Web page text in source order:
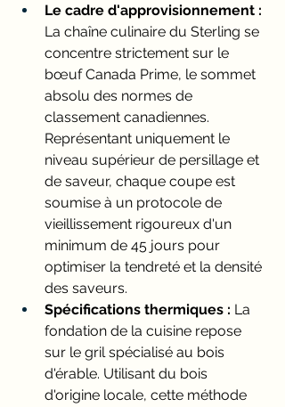
Le cadre d'approvisionnement :
La chaîne culinaire du Sterling se
concentre strictement sur le
bœuf Canada Prime, le sommet
absolu des normes de
classement canadiennes.
Représentant uniquement le
niveau supérieur de persillage et
de saveur, chaque coupe est
soumise à un protocole de
vieillissement rigoureux d'un
minimum de 45 jours pour
optimiser la tendreté et la densité
des saveurs.
Spécifications thermiques : La
fondation de la cuisine repose
sur le gril spécialisé au bois
d'érable. Utilisant du bois
d'origine locale, cette méthode